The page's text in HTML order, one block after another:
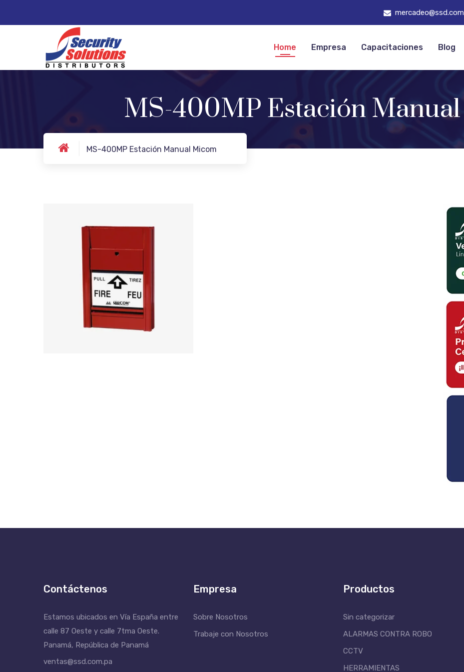
Home Empresa Capacitaciones Blog
MS-400MP Estación
MS-400MP Estación Manual Micom
Contáctenos
Estamos ubicados en Vía España entre
calle 87 Oeste y calle 7tma Oeste.
Panamá, República de Panamá
ventas@ssd.com.pa
Empresa
Sobre Nosotros
Trabaje con Nosotros
Productos
Sin categorizar
ALARMAS CONTRA ROBO
CCTV
HERRAMIENTAS